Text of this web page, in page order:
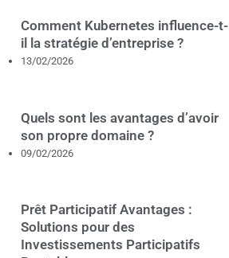
Comment Kubernetes influence-t-
il la stratégie d’entreprise ?
13/02/2026
Quels sont les avantages d’avoir
son propre domaine ?
09/02/2026
Prêt Participatif Avantages :
Solutions pour des
Investissements Participatifs